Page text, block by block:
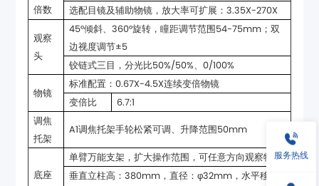
倍数
选配目镜及辅助物镜，放大率可扩展：3.35X-270X
头
边视度调节±5
铰链式三目，分光比50%/50%、0/100%
物镜
标准配置：0.67X-4.5X连续变倍物镜
变倍比
6.7:1
托架
A1调焦托架手轮松紧可调、升降范围50mm
底座
单臂万能支架，扩大操作范围，可任意方向观察物体服务热线